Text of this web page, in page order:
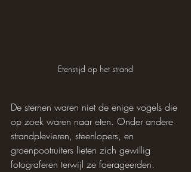
Etenstijd op het strand
De sternen waren niet de enige vogels die
op zoek waren naar eten. Onder andere
strandplevieren, steenlopers, en
groenpootruiters lieten zich gewillig
fotograferen terwijl ze foerageerden.